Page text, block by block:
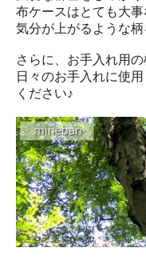
布ケースはとても大
気分が上がるような柄
さらに、お手入れ用
日々のお手入れに使
ください♪